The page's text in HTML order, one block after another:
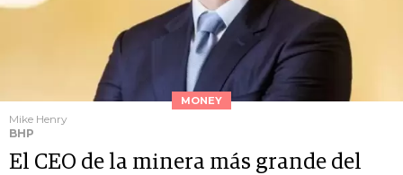
MONEY
Mike Henry
BHP
El CEO de la minera más grande del